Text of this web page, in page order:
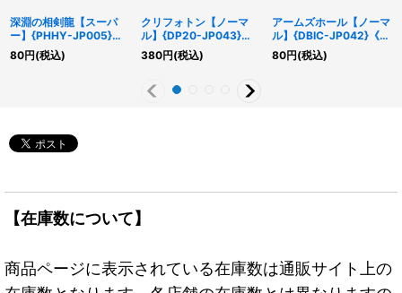
深淵の相剣龍【スーパ
ー】{PHHY-JP005}
《モンスター》
80円(税込)
クリフォトン【ノーマ
ル】{DP20-JP043}
《モンスター》
380円(税込)
アームズホール【ノーマ
ル】{DBIC-JP042}《魔
法》
80円(税込)
【在庫数について】
商品ページに表示されている在庫数は通販サイト上の